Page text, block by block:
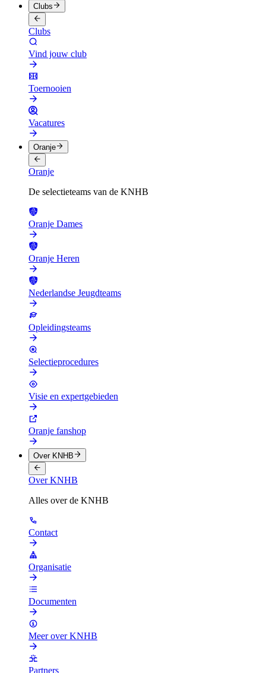
Clubs
Clubs
Vind jouw club
Toernooien
Vacatures
Oranje
Oranje
De selectieteams van de KNHB
Oranje Dames
Oranje Heren
Nederlandse Jeugdteams
Opleidingsteams
Selectieprocedures
Visie en expertgebieden
Oranje fanshop
Over KNHB
Over KNHB
Alles over de KNHB
Contact
Organisatie
Documenten
Meer over KNHB
Partners